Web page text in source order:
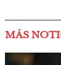
MÁS